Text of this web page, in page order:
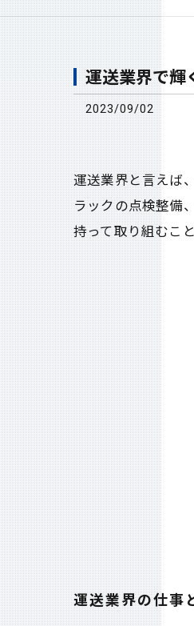
運送業界で輝
2023/09/02
運送業界と言えば
ラックの点検整備
持って取り組むこ
運送業界の仕事